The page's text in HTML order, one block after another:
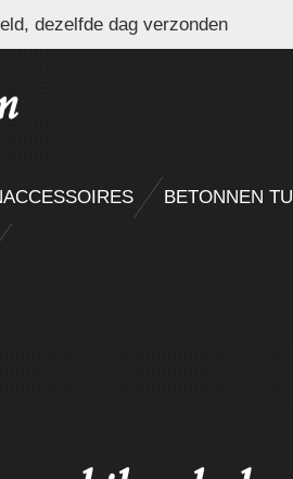
dezelfde dag verzonden
BETONNEN